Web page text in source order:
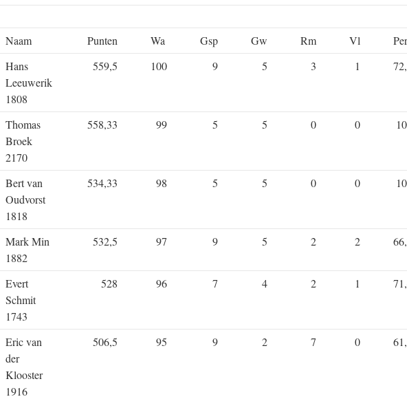
Naam Punten Wa Gsp Gw Rm Vl
Hans
Leeuwerik
1808
559,5 100 9 5 3 1
Thomas
Broek
2170
558,33 99 5 5 0 0
Bert van
Oudvorst
1818
534,33 98 5 5 0 0
Mark Min
1882
532,5 97 9 5 2 2
Evert
Schmit
1743
528 96 7 4 2 1
Eric van
der
Klooster
1916
506,5 95 9 2 7 0